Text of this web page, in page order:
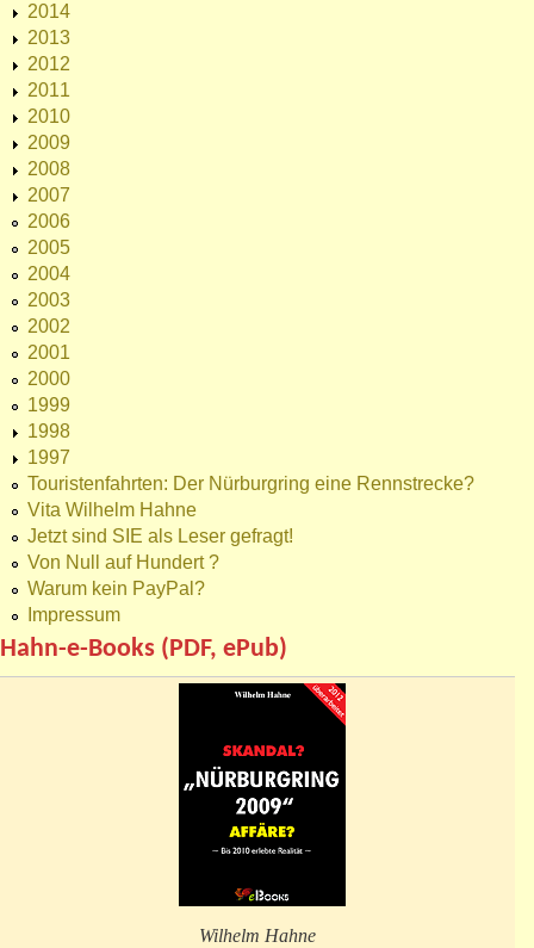
2014
2013
2012
2011
2010
2009
2008
2007
2006
2005
2004
2003
2002
2001
2000
1999
1998
1997
Touristenfahrten: Der Nürburgring eine Rennstrecke?
Vita Wilhelm Hahne
Jetzt sind SIE als Leser gefragt!
Von Null auf Hundert ?
Warum kein PayPal?
Impressum
Hahn-e-Books (PDF, ePub)
Wilhelm Hahne